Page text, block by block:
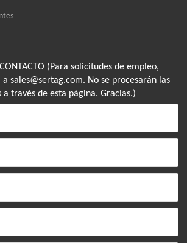
CONTACTO (Para solicitudes de empleo,
sales@sertag.com. No se procesarán las
a través de esta página. Gracias.)